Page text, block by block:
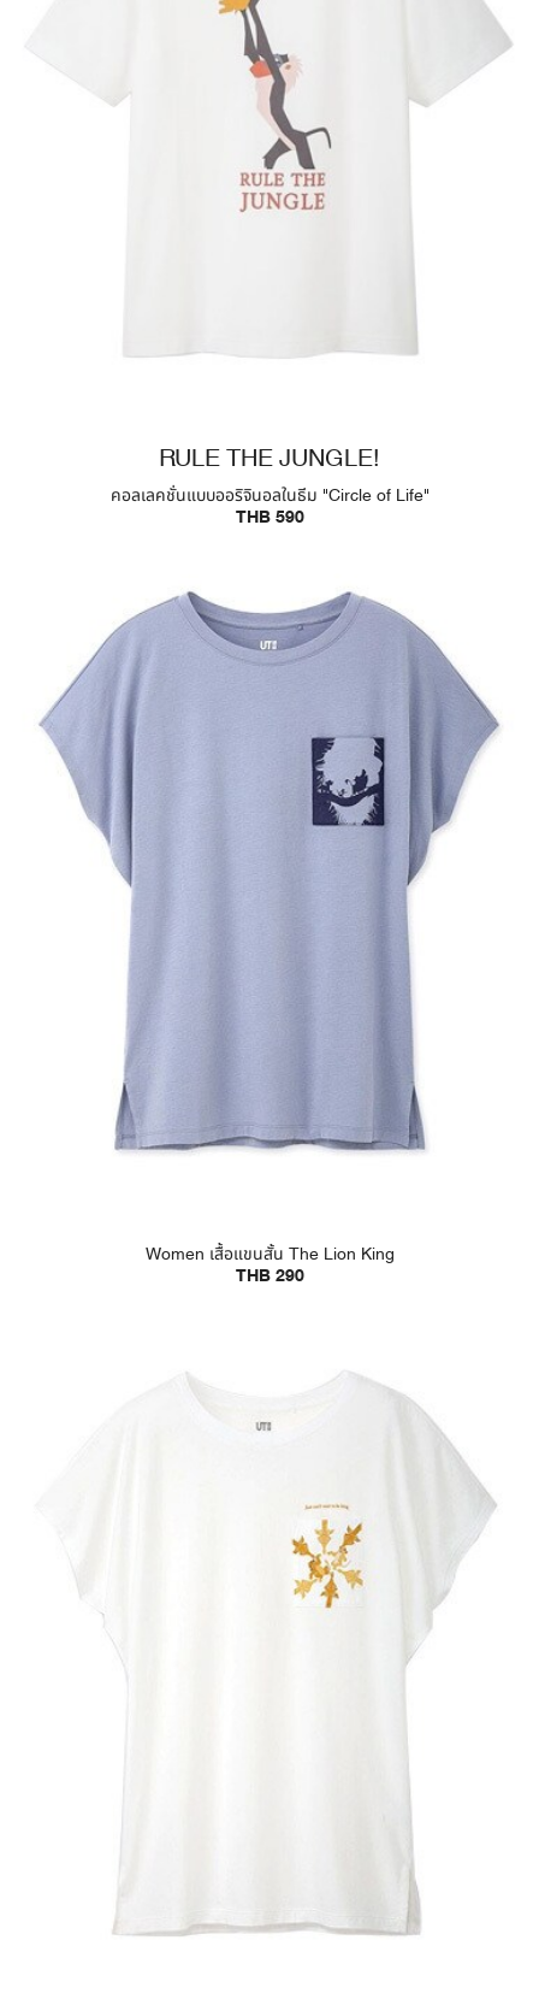
RULE THE JUNGLE!
คอลเลคชั่นแบบออริจินอลในธีม "Circle of Life"
THB 590
Women เสื้อแขนสั้น The Lion King
THB 290